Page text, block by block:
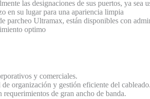
las designaciones de sus puertos, ya sea
en su lugar para una apariencia limpia
parcheo Ultramax, están disponibles con
optimo
y comerciales.
organización y gestión eficiente del cableado.
de gran ancho de banda.